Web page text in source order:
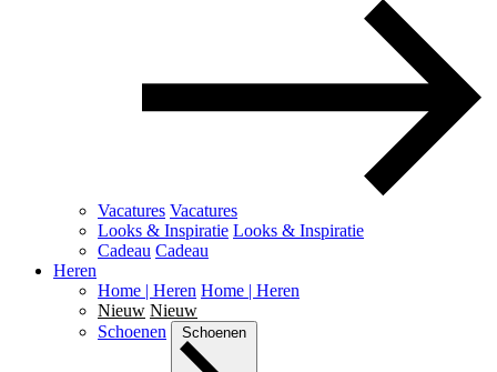
Vacatures Vacatures
Looks & Inspiratie Looks & Inspiratie
Cadeau Cadeau
Heren
Home | Heren Home | Heren
Nieuw Nieuw
Schoenen
Schoenen